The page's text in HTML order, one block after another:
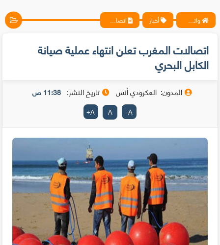
واتس آب ، فيسبوك ، أنترنت ، شروحات تقنية حصرية - المحترف أخبار اتصالات المغرب تعلن انتهاء عملية صيانة الكابل البحري
اتصالات المغرب تعلن انتهاء عملية صيانة
الكابل البحري
المدون: العكرودي أنس تاريخ النشر: 11:38 ص
A
-
A
A
+